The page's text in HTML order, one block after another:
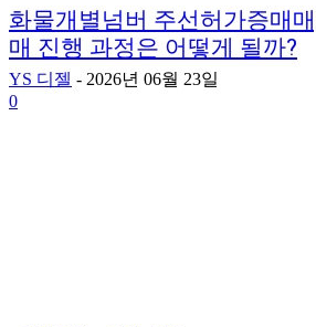
화물개별넘버 주선허가증매
매 진행 과정은 어떻게 될까?
YS 디젤 - 2026년 06월 23일
0